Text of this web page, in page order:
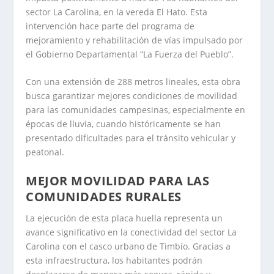
sector La Carolina, en la vereda El Hato. Esta
intervención hace parte del programa de
mejoramiento y rehabilitación de vías impulsado por
el Gobierno Departamental “La Fuerza del Pueblo”.
Con una extensión de 288 metros lineales, esta obra
busca garantizar mejores condiciones de movilidad
para las comunidades campesinas, especialmente en
épocas de lluvia, cuando históricamente se han
presentado dificultades para el tránsito vehicular y
peatonal.
MEJOR MOVILIDAD PARA LAS
COMUNIDADES RURALES
La ejecución de esta placa huella representa un
avance significativo en la conectividad del sector La
Carolina con el casco urbano de Timbío. Gracias a
esta infraestructura, los habitantes podrán